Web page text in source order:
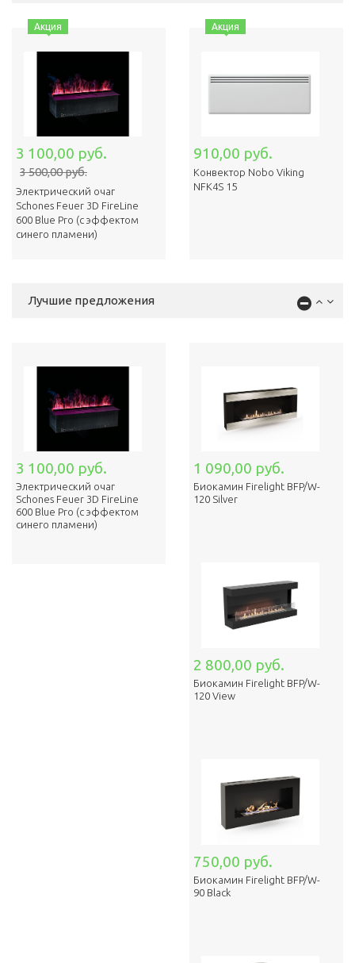
Акция
3 100,00 руб.
3 500,00 руб.
Электрический очаг
Schones Feuer 3D FireLine
600 Blue Pro (с эффектом
cинего пламени)
Акция
910,00 руб.
Конвектор Nobo Viking
NFK4S 15
Лучшие предложения
3 100,00 руб.
Электрический очаг
Schones Feuer 3D FireLine
600 Blue Pro (с эффектом
cинего пламени)
1 090,00 руб.
Биокамин Firelight BFP/W-
120 Silver
2 800,00 руб.
Биокамин Firelight BFP/W-
120 View
750,00 руб.
Биокамин Firelight BFP/W-
90 Black